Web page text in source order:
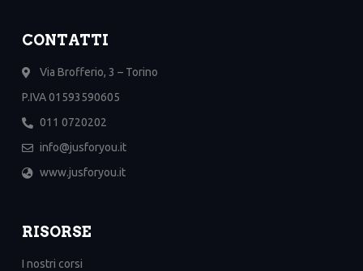
CONTATTI
Via Brofferio, 3 – Torino
P.IVA 01593590605
011 0720202
info@jusforyou.it
www.jusforyou.it
RISORSE
I nostri corsi